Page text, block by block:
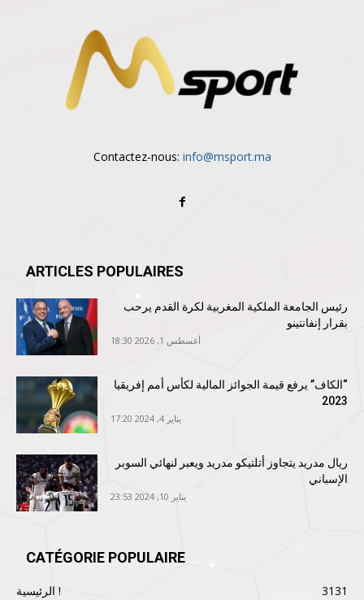
Contactez-nous: info@msport.ma
ARTICLES POPULAIRES
رئيس الجامعة الملكية المغربية لكرة القدم يرحب
بقرار إنفانتينو
أغسطس 1, 2026 18:30
“الكاف” يرفع قيمة الجوائز المالية لكأس أمم إفريقيا
2023
يناير 4, 2024 17:20
ريال مدريد يتجاوز أتلتيكو مدريد ويعبر لنهائي السوبر
الإسباني
يناير 10, 2024 23:53
CATÉGORIE POPULAIRE
الرئيسية !
3131